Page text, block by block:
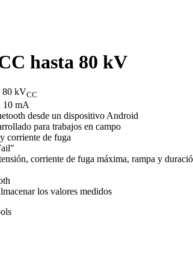
hasta 80 kV
80 kVCC
10 mA
desde un dispositivo Android
para trabajos en campo
corriente de fuga
corriente de fuga máxima, rampa y
los valores medidos